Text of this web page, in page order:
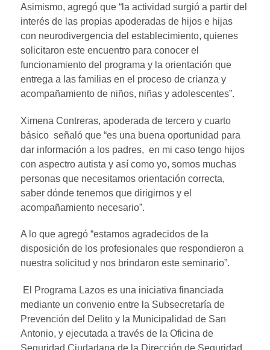
Asimismo, agregó que “la actividad surgió a partir del
interés de las propias apoderadas de hijos e hijas
con neurodivergencia del establecimiento, quienes
solicitaron este encuentro para conocer el
funcionamiento del programa y la orientación que
entrega a las familias en el proceso de crianza y
acompañamiento de niños, niñas y adolescentes”.
Ximena Contreras, apoderada de tercero y cuarto
básico señaló que “es una buena oportunidad para
dar información a los padres, en mi caso tengo hijos
con aspectro autista y así como yo, somos muchas
personas que necesitamos orientación correcta,
saber dónde tenemos que dirigirnos y el
acompañamiento necesario”.
A lo que agregó “estamos agradecidos de la
disposición de los profesionales que respondieron a
nuestra solicitud y nos brindaron este seminario”.
El Programa Lazos es una iniciativa financiada
mediante un convenio entre la Subsecretaría de
Prevención del Delito y la Municipalidad de San
Antonio, y ejecutada a través de la Oficina de